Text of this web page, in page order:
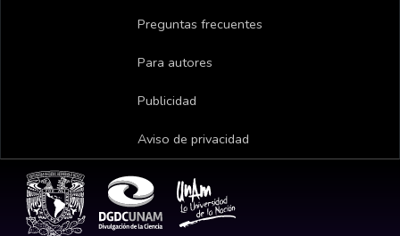
Preguntas frecuentes
Para autores
Publicidad
Aviso de privacidad